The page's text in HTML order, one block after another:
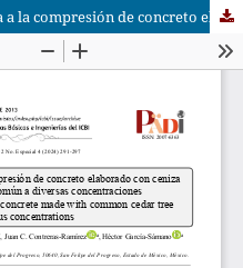
Determinación de la resistencia a la compresión de concreto elaborado con ceniza proveniente de madera de cedro común a diversas concentraciones